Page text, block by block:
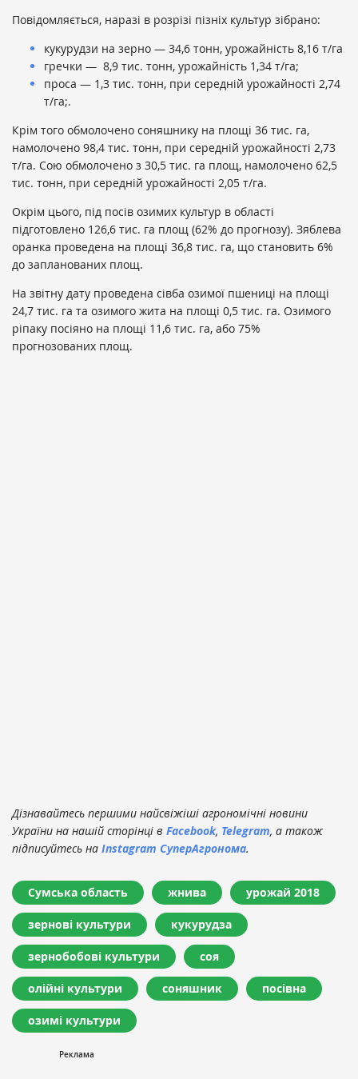
Повідомляється, наразі в розрізі пізніх культур зібрано:
кукурудзи на зерно — 34,6 тонн, урожайність 8,16 т/га
гречки — 8,9 тис. тонн, урожайність 1,34 т/га;
проса — 1,3 тис. тонн, при середній урожайності 2,74
т/га;.
Крім того обмолочено соняшнику на площі 36 тис. га,
намолочено 98,4 тис. тонн, при середній урожайності 2,73
т/га. Сою обмолочено з 30,5 тис. га площ, намолочено 62,5
тис. тонн, при середній урожайності 2,05 т/га.
Окрім цього, під посів озимих культур в області
підготовлено 126,6 тис. га площ (62% до прогнозу). Зяблева
оранка проведена на площі 36,8 тис. га, що становить 6%
до запланованих площ.
На звітну дату проведена сівба озимої пшениці на площі
24,7 тис. га та озимого жита на площі 0,5 тис. га. Озимого
ріпаку посіяно на площі 11,6 тис. га, або 75%
прогнозованих площ.
Дізнавайтесь першими найсвіжіші агрономічні новини
України на нашій сторінці в Facebook, Telegram, а також
підписуйтесь на Instagram СуперАгронома.
Сумська область жнива урожай 2018
зернові культури кукурудза
зернобобові культури соя
олійні культури соняшник посівна
озимі культури